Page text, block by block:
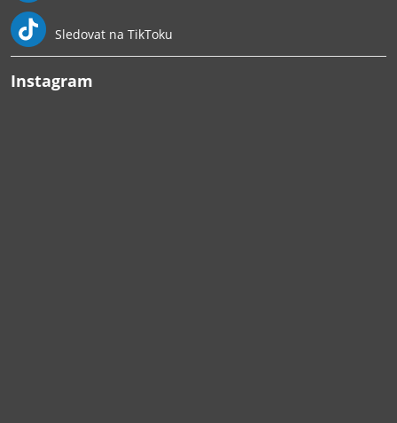
Sledovat na TikToku
Instagram